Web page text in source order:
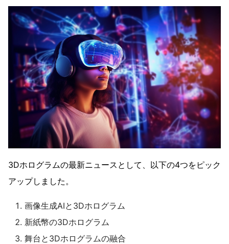
3Dホログラムの最新ニュースとして、以下の4つをピック
アップしました。
画像生成AIと3Dホログラム
新紙幣の3Dホログラム
舞台と3Dホログラムの融合